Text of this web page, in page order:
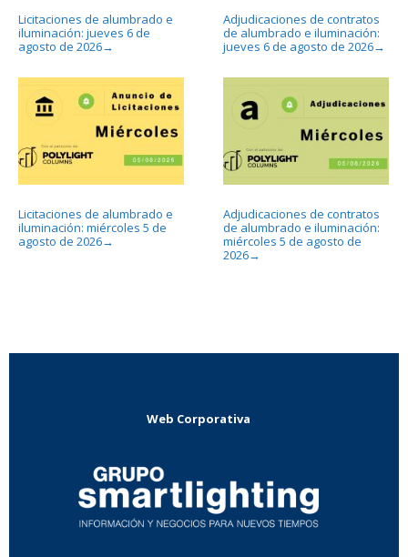
Licitaciones de alumbrado e
iluminación: jueves 6 de
agosto de 2026→
Adjudicaciones de contratos
de alumbrado e iluminación:
jueves 6 de agosto de 2026→
Licitaciones de alumbrado e
iluminación: miércoles 5 de
agosto de 2026→
Adjudicaciones de contratos
de alumbrado e iluminación:
miércoles 5 de agosto de
2026→
Web Corporativa